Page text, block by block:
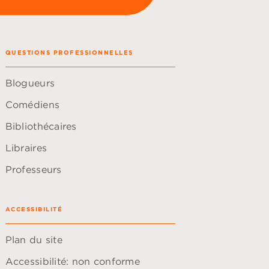
QUESTIONS PROFESSIONNELLES
Blogueurs
Comédiens
Bibliothécaires
Libraires
Professeurs
ACCESSIBILITÉ
Plan du site
Accessibilité: non conforme